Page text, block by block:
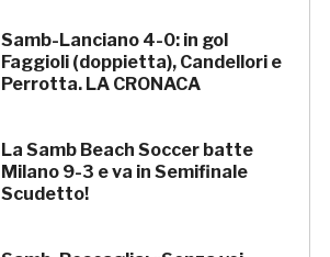
Samb-Lanciano 4-0: in gol
Faggioli (doppietta), Candellori e
Perrotta. LA CRONACA
La Samb Beach Soccer batte
Milano 9-3 e va in Semifinale
Scudetto!